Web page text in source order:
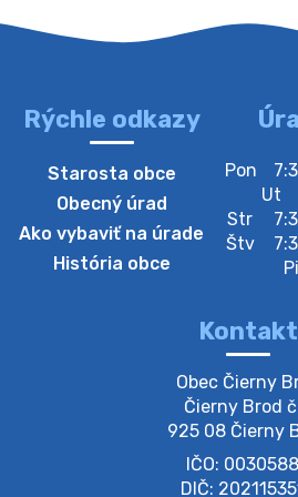
4. augusta 2026 10:05
Zberný dvor-Gyűjtőudvar
Oznamujeme obyvateľom, že v
bude zberný dvor zatvorený.
hogy szerdán augusztus 05-én a
lesz https://ciernybrod.sk?p=214…
Zber separovaného odpadu
Szeparált műanya…
Oznamujeme obyvateľom, že v
prebehne zber separovaného
obyvateľov, aby vrecia s
večer vopred, nakoľko firma F…
Rýchle odkazy
Starosta obce
Obecný úrad
Ako vybaviť na úrade
História obce
Pon
Ut
Str
Štv
Kontakt
Obec Čierny
Čierny Brod
925 08 Čierny
IČO:
DIČ: